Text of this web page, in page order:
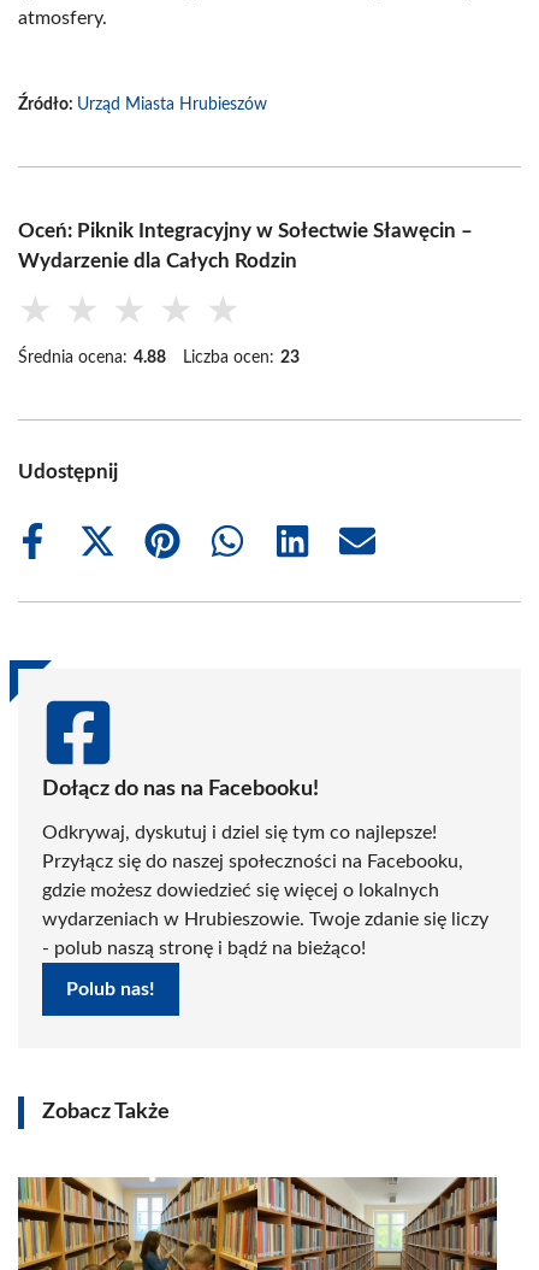
atmosfery.
Źródło: Urząd Miasta Hrubieszów
Oceń: Piknik Integracyjny w Sołectwie Sławęcin –
Wydarzenie dla Całych Rodzin
★ ★ ★ ★ ★
Średnia ocena: 4.88 Liczba ocen: 23
Udostępnij
Share
Share
(Twitter)
Share
Share
Share
Share
Dołącz do nas na Facebooku!
Odkrywaj, dyskutuj i dziel się tym co najlepsze!
Przyłącz się do naszej społeczności na Facebooku,
gdzie możesz dowiedzieć się więcej o lokalnych
wydarzeniach w Hrubieszowie. Twoje zdanie się liczy
- polub naszą stronę i bądź na bieżąco!
Polub nas!
Zobacz Także